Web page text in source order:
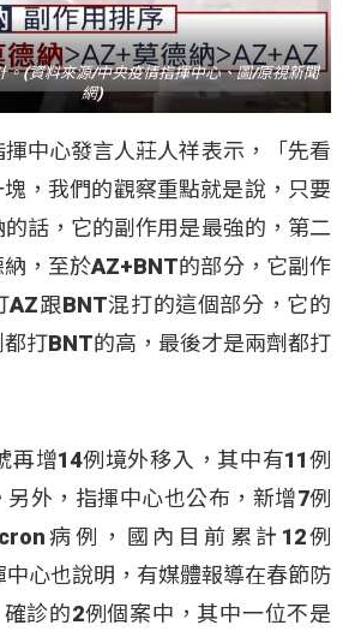
。(資料來源/中央疫情指揮中心、圖/原視新聞
網)
中心發言人莊人祥表示，「先看
，我們的觀察重點就是說，只要
話，它的副作用是最強的，第二
，至於AZ+BNT的部分，它副作
AZ跟BNT混打的這個部分，它的
打BNT的高，最後才是兩劑都打
再增14例境外移入，其中有11例
另外，指揮中心也公布，新增7例
病例，國內目前累計12例
心也說明，有媒體報導在春節防
診的2例個案中，其中一位不是